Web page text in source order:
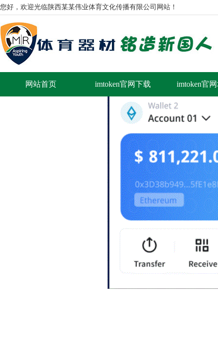
您好，欢迎光临陕西某某伟业体育文化传播有限公司网站！
网站首页 imtoken官网下载 imtoken官